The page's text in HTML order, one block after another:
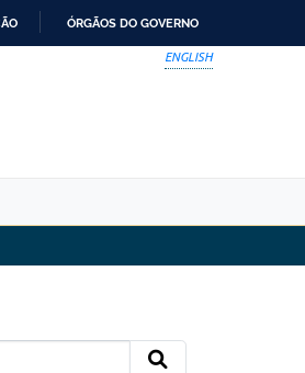
ÓRGÃOS DO GOVERNO
ENGLISH